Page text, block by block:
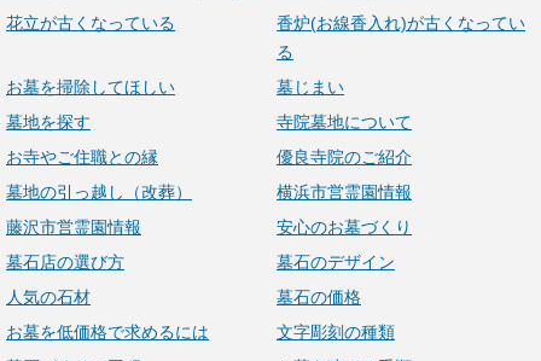
花立が古くなっている
香炉(お線香入れ)が古くなってい
る
お墓を掃除してほしい
墓じまい
墓地を探す
寺院墓地について
お寺やご住職との縁
優良寺院のご紹介
墓地の引っ越し（改葬）
横浜市営霊園情報
藤沢市営霊園情報
安心のお墓づくり
墓石店の選び方
墓石のデザイン
人気の石材
墓石の価格
お墓を低価格で求めるには
文字彫刻の種類